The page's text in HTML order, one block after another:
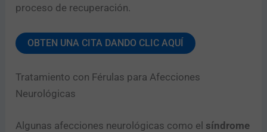
proceso de recuperación.
OBTEN UNA CITA DANDO CLIC AQUÍ
Tratamiento con Férulas para Afecciones
Neurológicas
Algunas afecciones neurológicas como el síndrome